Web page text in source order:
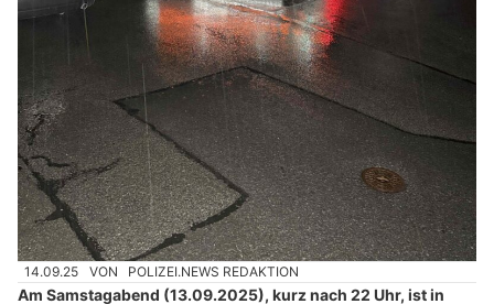
14.09.25 VON POLIZEI.NEWS REDAKTION
Am Samstagabend (13.09.2025), kurz nach 22 Uhr, ist in